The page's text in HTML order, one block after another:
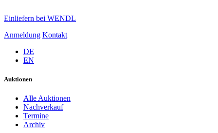
Einliefern bei WENDL
Anmeldung Kontakt
DE
EN
Auktionen
Alle Auktionen
Nachverkauf
Termine
Archiv